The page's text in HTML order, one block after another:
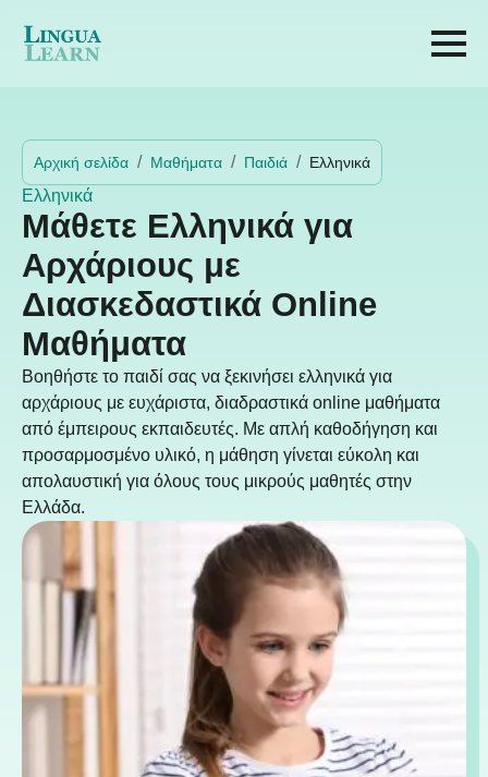
Αρχική σελίδα Μαθήματα Παιδιά Ελληνικά
Ελληνικά
Μάθετε Ελληνικά για
Αρχάριους με
Διασκεδαστικά Online
Μαθήματα
Βοηθήστε το παιδί σας να ξεκινήσει ελληνικά για
αρχάριους με ευχάριστα, διαδραστικά online μαθήματα
από έμπειρους εκπαιδευτές. Με απλή καθοδήγηση και
προσαρμοσμένο υλικό, η μάθηση γίνεται εύκολη και
απολαυστική για όλους τους μικρούς μαθητές στην
Ελλάδα.